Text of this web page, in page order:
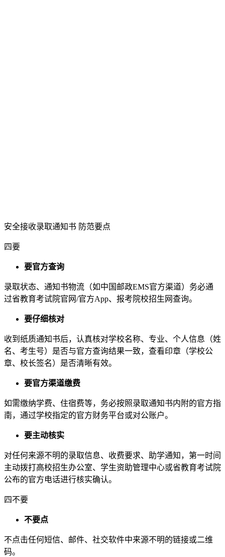
安全接收录取通知书 防范要点
四要
要官方查询
录取状态、通知书物流（如中国邮政EMS官方渠道）务必通
过省教育考试院官网/官方App、报考院校招生网查询。
要仔细核对
收到纸质通知书后，认真核对学校名称、专业、个人信息（姓
名、考生号）是否与官方查询结果一致，查看印章（学校公
章、校长签名）是否清晰有效。
要官方渠道缴费
如需缴纳学费、住宿费等，务必按照录取通知书内附的官方指
南，通过学校指定的官方财务平台或对公账户。
要主动核实
对任何来源不明的录取信息、收费要求、助学通知，第一时间
主动拨打高校招生办公室、学生资助管理中心或省教育考试院
公布的官方电话进行核实确认。
四不要
不要点
不点击任何短信、邮件、社交软件中来源不明的链接或二维
码。